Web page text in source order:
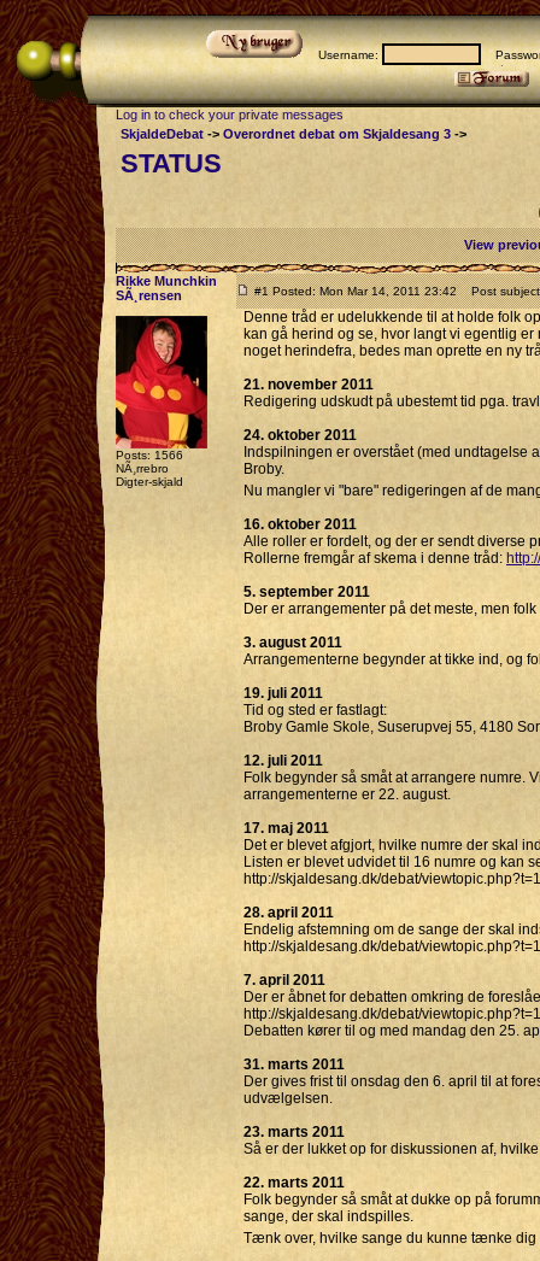
Username:
Log in to check your private messages
SkjaldeDebat -> Overordnet debat om Skjaldesang 3 ->
STATUS
View
Rikke Munchkin
SÃ¸rensen
Posts: 1566
NÃ¸rrebro
Digter-skjald
#1 Posted: Mon Mar 14, 2011 23:42 Post subject:
Denne tråd er udelukkende til at holde folk
kan gå herind og se, hvor langt vi egentlig
noget herindefra, bedes man oprette en ny
21. november 2011
Redigering udskudt på ubestemt tid pga.
24. oktober 2011
Indspilningen er overstået (med undtagelse
Broby.
Nu mangler vi "bare" redigeringen af de
16. oktober 2011
Alle roller er fordelt, og der er sendt diverse
Rollerne fremgår af skema i denne tråd:
5. september 2011
Der er arrangementer på det meste, men
3. august 2011
Arrangementerne begynder at tikke ind, og
19. juli 2011
Tid og sted er fastlagt:
Broby Gamle Skole, Suserupvej 55, 4180
12. juli 2011
Folk begynder så småt at arrangere numre.
arrangementerne er 22. august.
17. maj 2011
Det er blevet afgjort, hvilke numre der skal
Listen er blevet udvidet til 16 numre og kan
http://skjaldesang.dk/debat/
28. april 2011
Endelig afstemning om de sange der skal
http://skjaldesang.dk/debat/
7. april 2011
Der er åbnet for debatten omkring de
http://skjaldesang.dk/debat/
Debatten kører til og med mandag den 25.
31. marts 2011
Der gives frist til onsdag den 6. april til at
udvælgelsen.
23. marts 2011
Så er der lukket op for diskussionen af,
22. marts 2011
Folk begynder så småt at dukke op på
sange, der skal indspilles.
Tænk over, hvilke sange du kunne tænke